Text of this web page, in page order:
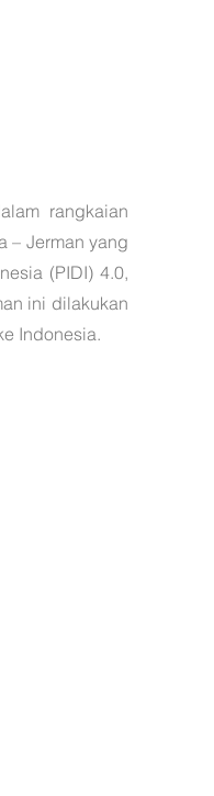
rangkaian
– Jerman yang
(PIDI) 4.0,
ini dilakukan
Indonesia.